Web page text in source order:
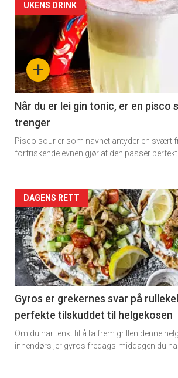
Artikler
detail
section
11
Dagens
rett
+
UKENS DRINK
Når du er lei gin tonic, er en pisco
trenger
Pisco sour er som navnet antyder en svært
forfriskende evnen gjør at den passer
Artikler
detail
-
section
11
Dagens
rett
DAGENS RETT
Gyros er grekernes svar på
perfekte tilskuddet til helgekosen
Om du har tenkt til å ta frem grillen denne
innendørs ,er gyros fredags-middagen du